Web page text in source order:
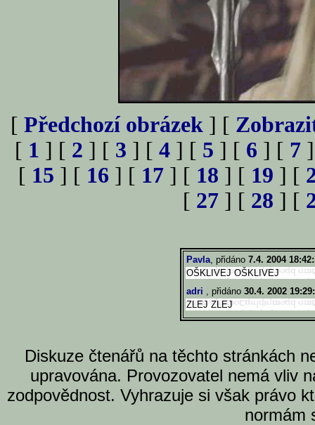
[ Předchozí obrázek ] [
[ 1 ] [ 2 ] [ 3 ] [ 4 ] [ 5 ] [ 6 ] [ 7
[ 15 ] [ 16 ] [ 17 ] [ 18 ] [ 19 ] [
[ 27 ] [ 28 ] [
Pavla, přidáno 7.4. 2004
OŠKLIVEJ OŠKLIVEJ
adri , přidáno 30.4. 2002
ZLEJ ZLEJ
Diskuze čtenářů na těchto stránkách
upravována. Provozovatel nemá vliv
zodpovědnost. Vyhrazuje si však právo
normám